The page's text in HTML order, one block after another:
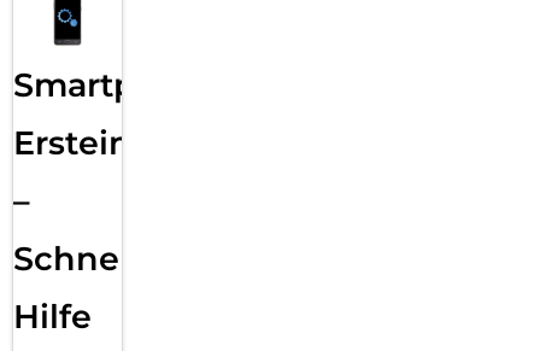
Smartphone
Ersteinrichtung
–
Schnelle
Hilfe